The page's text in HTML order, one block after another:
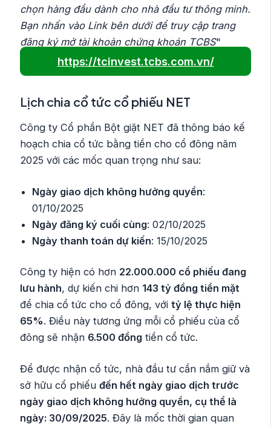
chọn hàng đầu dành cho nhà đầu tư thông minh.
Bạn nhấn vào Link bên dưới để truy cập trang
đăng ký mở tài khoản chứng khoán TCBS"
https://tcinvest.tcbs.com.vn/
Lịch chia cổ tức cổ phiếu NET
Công ty Cổ phần Bột giặt NET đã thông báo kế
hoạch chia cổ tức bằng tiền cho cổ đông năm
2025 với các mốc quan trọng như sau:
Ngày giao dịch không hưởng quyền:
01/10/2025
Ngày đăng ký cuối cùng: 02/10/2025
Ngày thanh toán dự kiến: 15/10/2025
Công ty hiện có hơn 22.000.000 cổ phiếu đang
lưu hành, dự kiến chi hơn 143 tỷ đồng tiền mặt
để chia cổ tức cho cổ đông, vớitỷ lệ thực hiện
65%. Điều này tương ứng mỗi cổ phiếu của cổ
đông sẽ nhận 6.500 đồng tiền cổ tức.
Để được nhận cổ tức, nhà đầu tư cần nắm giữ và
sở hữu cổ phiếuđến hết ngày giao dịch trước
ngày giao dịch không hưởng quyền, cụ thể là
ngày: 30/09/2025. Đây là mốc thời gian quan